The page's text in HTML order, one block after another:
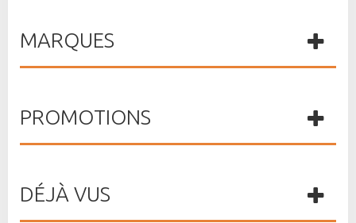
MARQUES
PROMOTIONS
DÉJÀ VUS